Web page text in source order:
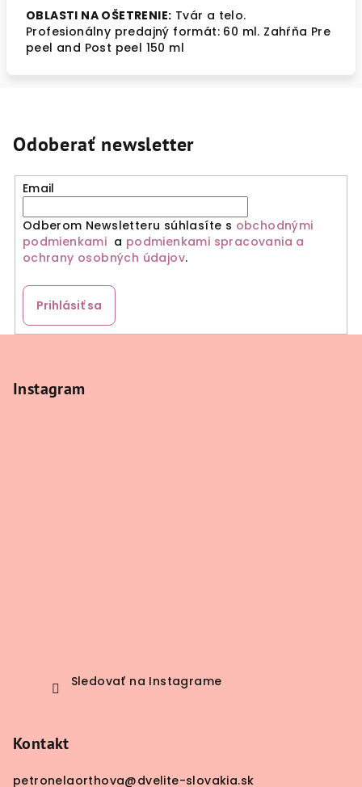
OBLASTI NA OŠETRENIE: Tvár a telo.
Profesionálny predajný formát: 60 ml. Zahŕňa Pre
peel and Post peel 150 ml
Odoberať newsletter
Email
Odberom Newsletteru súhlasíte s obchodnými
podmienkami a podmienkami spracovania a
ochrany osobných údajov.
Prihlásiť sa
Instagram
Sledovať na Instagrame
Kontakt
petronelaorthova@dvelite-slovakia.sk